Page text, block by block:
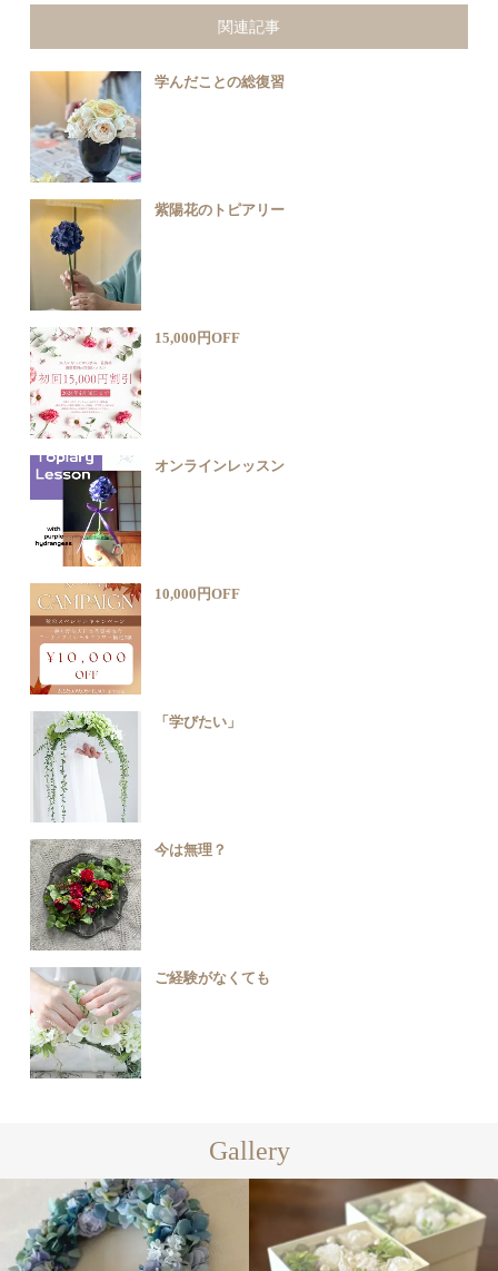
関連記事
学んだことの総復習
紫陽花のトピアリー
15,000円OFF
オンラインレッスン
10,000円OFF
「学びたい」
今は無理？
ご経験がなくても
Gallery